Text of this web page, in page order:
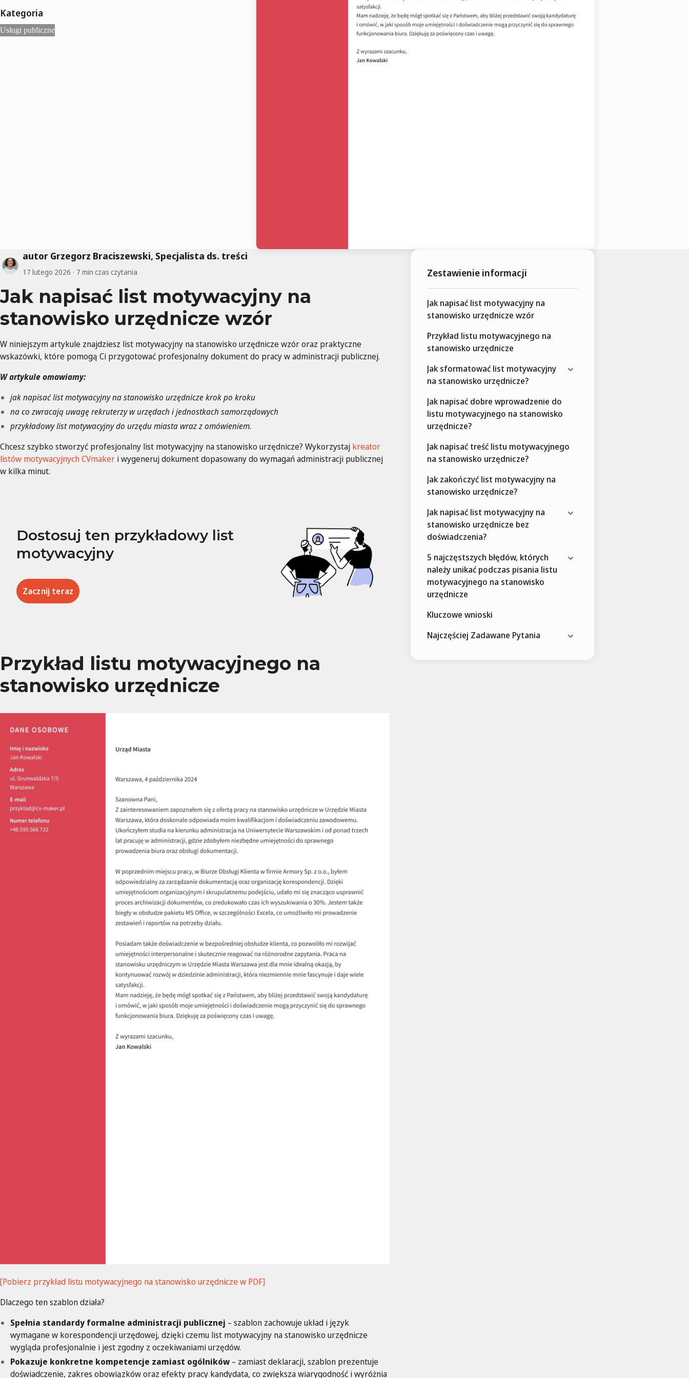
Kategoria
Usługi publiczne
autor Grzegorz Braciszewski, Specjalista ds. treści
17 lutego 2026 7 min czas czytania
Jak napisać list motywacyjny na
stanowisko urzędnicze wzór
W niniejszym artykule znajdziesz list motywacyjny na stanowisko urzędnicze wzór oraz praktyczne
wskazówki, które pomogą Ci przygotować profesjonalny dokument do pracy w administracji publicznej.
W artykule omawiamy:
jak napisać list motywacyjny na stanowisko urzędnicze krok po kroku
na co zwracają uwagę rekruterzy w urzędach i jednostkach samorządowych
przykładowy list motywacyjny do urzędu miasta wraz z omówieniem.
Chcesz szybko stworzyć profesjonalny list motywacyjny na stanowisko urzędnicze? Wykorzystaj kreator
listów motywacyjnych CVmaker i wygeneruj dokument dopasowany do wymagań administracji publicznej
w kilka minut.
Dostosuj ten przykładowy list
motywacyjny
Zacznij teraz
Przykład listu motywacyjnego na
stanowisko urzędnicze
[Pobierz przykład listu motywacyjnego na stanowisko urzędnicze w PDF]
Dlaczego ten szablon działa?
Spełnia standardy formalne administracji publicznej – szablon zachowuje układ i język
wymagane w korespondencji urzędowej, dzięki czemu list motywacyjny na stanowisko urzędnicze
wygląda profesjonalnie i jest zgodny z oczekiwaniami urzędów.
Pokazuje konkretne kompetencje zamiast ogólników – zamiast deklaracji, szablon prezentuje
doświadczenie, zakres obowiązków oraz efekty pracy kandydata, co zwiększa wiarygodność i wyróżnia
Zestawienie informacji
Jak napisać list motywacyjny na
stanowisko urzędnicze wzór
Przykład listu motywacyjnego na
stanowisko urzędnicze
Jak sformatować list motywacyjny
na stanowisko urzędnicze?
Jak napisać dobre wprowadzenie do
listu motywacyjnego na stanowisko
urzędnicze?
Jak napisać treść listu motywacyjnego
na stanowisko urzędnicze?
Jak zakończyć list motywacyjny na
stanowisko urzędnicze?
Jak napisać list motywacyjny na
stanowisko urzędnicze bez
doświadczenia?
5 najczęstszych błędów, których
należy unikać podczas pisania listu
motywacyjnego na stanowisko
urzędnicze
Kluczowe wnioski
Najczęściej Zadawane Pytania